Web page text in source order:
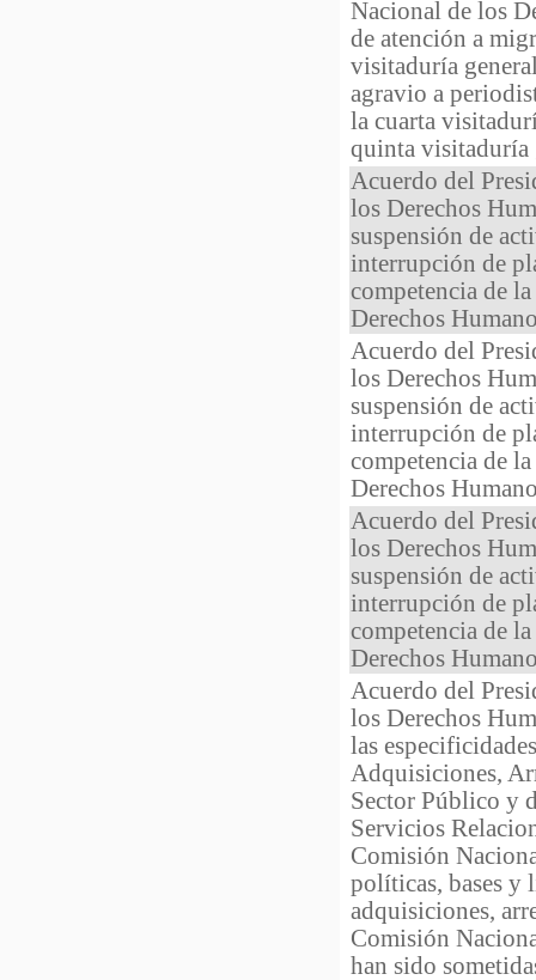
Nacional de los
de atención a
visitaduría
agravio a
la cuarta
quinta visitaduría
Acuerdo del
los Derechos
suspensión de
interrupción de
competencia de
Derechos
Acuerdo del
los Derechos
suspensión de
interrupción de
competencia de
Derechos
Acuerdo del
los Derechos
suspensión de
interrupción de
competencia de
Derechos
Acuerdo del
los Derechos
las
Adquisiciones,
Sector Público y
Servicios
Comisión
políticas, bases y
adquisiciones,
Comisión
han sido